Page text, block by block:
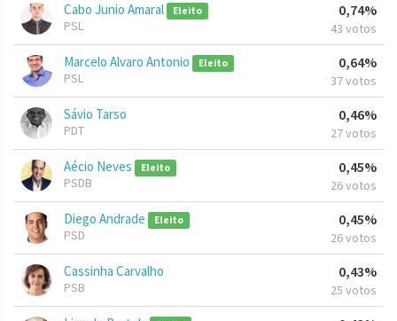
Cabo Junio Amaral Eleito
PSL
0,74%
43 votos
Marcelo Alvaro Antonio Eleito
PSL
0,64%
37 votos
Sávio Tarso
PDT
0,46%
27 votos
Aécio Neves Eleito
PSDB
0,45%
26 votos
Diego Andrade Eleito
PSD
0,45%
26 votos
Cassinha Carvalho
PSB
0,43%
25 votos